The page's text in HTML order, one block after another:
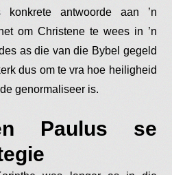
antwoorde aan ’n
om Christene te wees in ’n
as die van die Bybel gegeld
dus om te vra hoe heiligheid
genormaliseer is.
Paulus se